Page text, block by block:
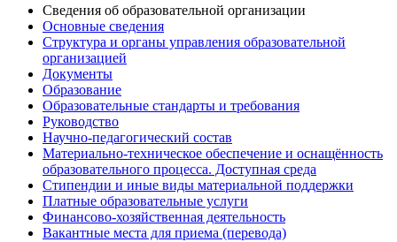
Сведения об образовательной организации
Основные сведения
Структура и органы управления образовательной
организацией
Документы
Образование
Образовательные стандарты и требования
Руководство
Научно-педагогический состав
Материально-техническое обеспечение и оснащённость
образовательного процесса. Доступная среда
Стипендии и иные виды материальной поддержки
Платные образовательные услуги
Финансово-хозяйственная деятельность
Вакантные места для приема (перевода)